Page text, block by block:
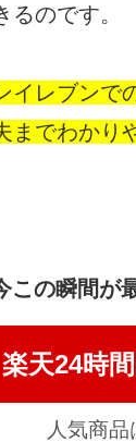
のです。
イレブンで
までわかり
この瞬間が
楽天24時
人気商